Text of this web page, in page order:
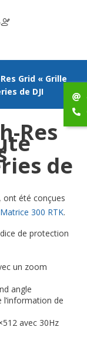
Grid « Grille
de DJI
Res
de
ont été conçues
Matrice 300 RTK.
de protection
un zoom
angle
de
avec 30Hz